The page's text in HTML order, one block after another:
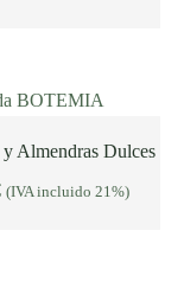
AL CARRITO
Almendras Dulces
(IVA incluido 21%)